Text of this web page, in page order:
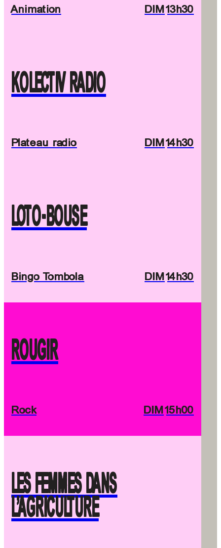
Animation DIM 13h30
KOLECTIV RADIO
Plateau radio DIM 14h30
LOTO-BOUSE
Bingo Tombola DIM 14h30
ROUGIR
Rock DIM 15h00
LES FEMMES DANS
L’AGRICULTURE